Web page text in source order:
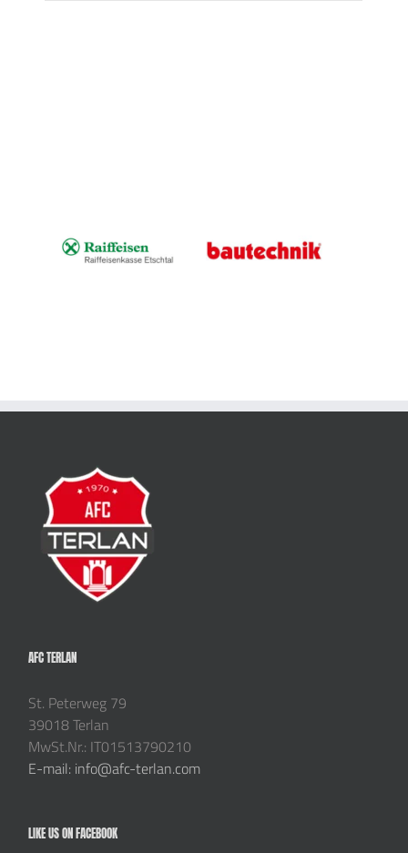
AFC TERLAN
St. Peterweg 79
39018 Terlan
MwSt.Nr.: IT01513790210
E-mail: info@afc-terlan.com
LIKE US ON FACEBOOK